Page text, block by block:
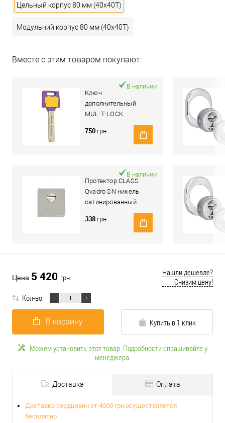
Цельный корпус 80 мм (40x40T)
Модульний корпус 80 мм (40x40T)
Вместе с этим товаром покупают:
Ключ
дополнительный
MUL-T-LOCK
MTL400/Classic PRO
В наличии
750 грн.
Протектор CLASS
Qvadro SN никель
сатинированный
В наличии
338 грн.
Цена 5 420 грн.
Нашли дешевле?
Снизим цену!
Кол-во:
В корзину Купить в 1 клик
Можем установить этот товар. Подробности спрашивайте у
менеджера.
Доставка Оплата
Доставка сердцевин от 4000 грн осуществляется
бесплатно